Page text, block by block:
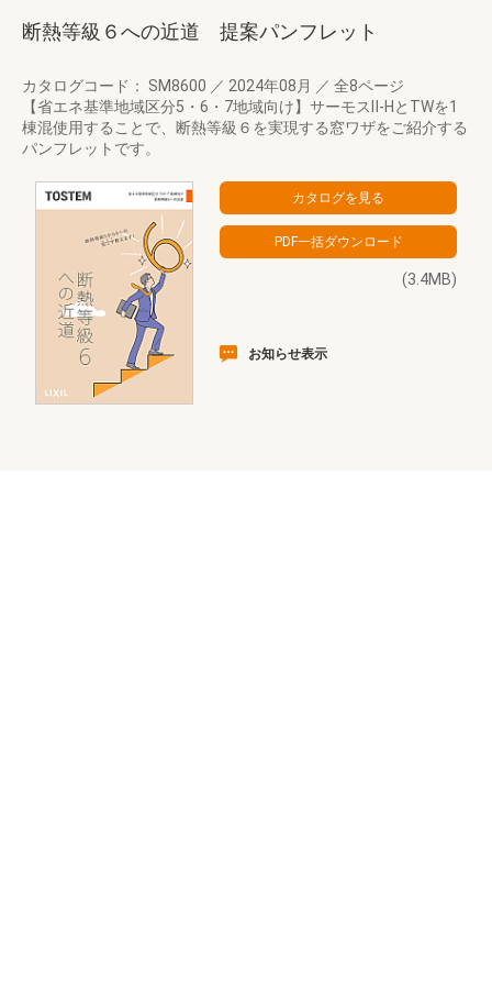
断熱等級６への近道 提案パンフレット
カタログコード： SM8600 ／ 2024年08月 ／ 全8ページ
【省エネ基準地域区分5・6・7地域向け】サーモスⅡ-HとTWを1
棟混使用することで、断熱等級６を実現する窓ワザをご紹介する
パンフレットです。
(3.4MB)
お知らせ表示